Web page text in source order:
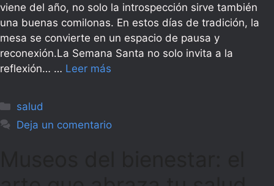
viene del año, no solo la introspección sirve también
una buenas comilonas. En estos días de tradición, la
mesa se convierte en un espacio de pausa y
reconexión.La Semana Santa no solo invita a la
reflexión… … Leer más
Categorías
salud
Deja un comentario